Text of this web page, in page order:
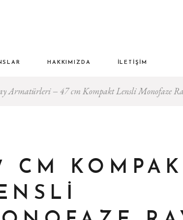
HAKKIMIZDA İLETIŞIM
Armatürleri 47 cm Kompakt Lensli Monofaze
CM